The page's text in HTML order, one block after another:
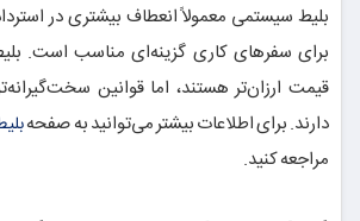
بلیط سیستمی معمولاً انعطاف بیشتری در
برای سفرهای کاری گزینه‌ای مناسب است.
قیمت ارزان‌تر هستند، اما قوانین
دارند. برای اطلاعات بیشتر می‌توانید به صفحه
مراجعه کنید.